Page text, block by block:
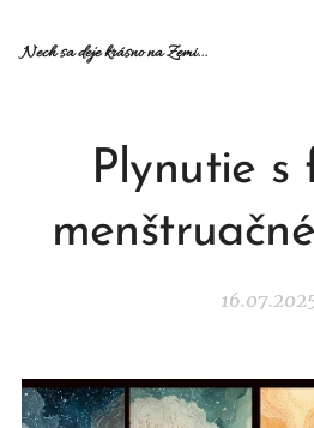
Nech sa deje krásno na Zemi...
Plynutie s